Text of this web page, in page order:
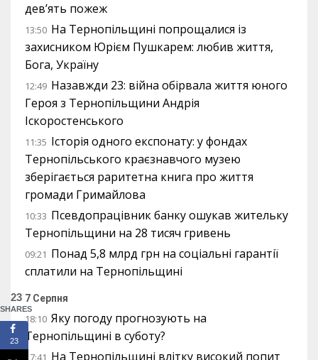
дев’ять пожеж
13:50 На Тернопільщині попрощалися із
захисником Юрієм Пушкарем: любив життя,
Бога, Україну
12:49 Назавжди 23: війна обірвала життя юного
Героя з Тернопільщини Андрія
Іскоростенського
11:35 Історія одного експонату: у фондах
Тернопільського краєзнавчого музею
зберігається раритетна книга про життя
громади Гримайлова
10:33 Псевдопрацівник банку ошукав жительку
Тернопільщини на 28 тисяч гривень
09:21 Понад 5,8 млрд грн на соціальні гарантії
сплатили на Тернопільщині
7 Серпня
18:10 Яку погоду прогнозують на
Тернопільщині в суботу?
На Тернопільщині влітку високий попит
23
SHARES
23